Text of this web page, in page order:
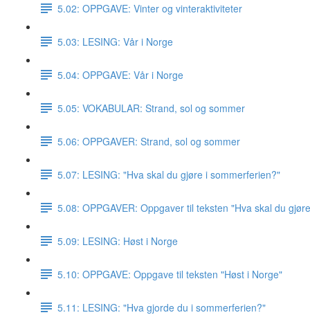
5.02: OPPGAVE: Vinter og vinteraktiviteter
5.03: LESING: Vår i Norge
5.04: OPPGAVE: Vår i Norge
5.05: VOKABULAR: Strand, sol og sommer
5.06: OPPGAVER: Strand, sol og sommer
5.07: LESING: "Hva skal du gjøre i sommerferien?"
5.08: OPPGAVER: Oppgaver til teksten "Hva skal du
5.09: LESING: Høst i Norge
5.10: OPPGAVE: Oppgave til teksten "Høst i Norge"
5.11: LESING: "Hva gjorde du i sommerferien?"